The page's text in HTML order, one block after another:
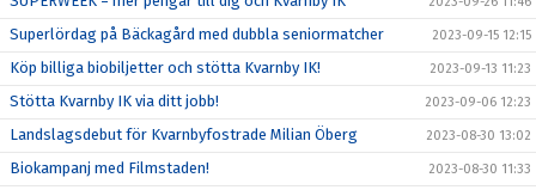
Superlördag på Bäckagård med dubbla seniormatcher 2023-09-15 12:15
Köp billiga biobiljetter och stötta Kvarnby IK! 2023-09-13 11:23
Stötta Kvarnby IK via ditt jobb! 2023-09-06 12:23
Landslagsdebut för Kvarnbyfostrade Milian Öberg 2023-08-30 13:02
Biokampanj med Filmstaden! 2023-08-30 11:33